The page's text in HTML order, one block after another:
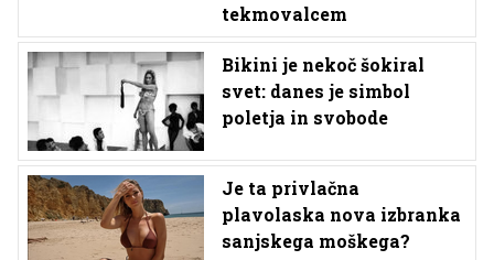
tekmovalcem
Bikini je nekoč šokiral
svet: danes je simbol
poletja in svobode
Je ta privlačna
plavolaska nova izbranka
sanjskega moškega?